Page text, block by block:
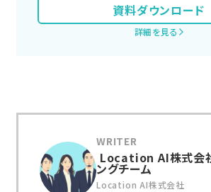
資料ダウンロード
詳細を見る
Location AI株式会
ングチーム
Location AI株式会社